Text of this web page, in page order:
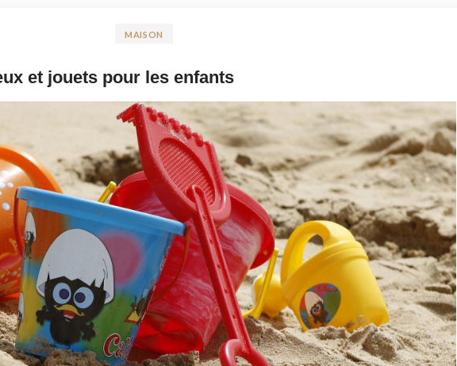
MAISON
et jouets pour les enfants